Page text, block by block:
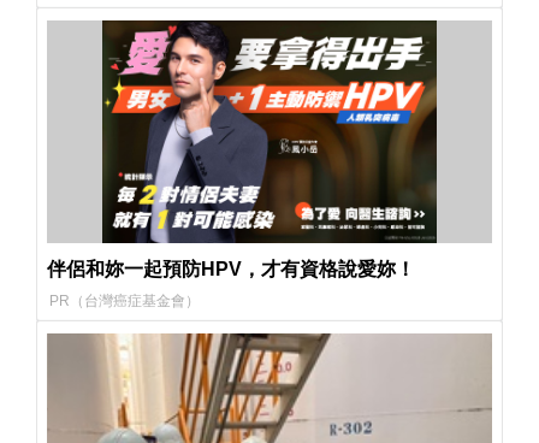
伴侶和妳一起預防HPV，才有資格說愛妳！
PR（台灣癌症基金會）